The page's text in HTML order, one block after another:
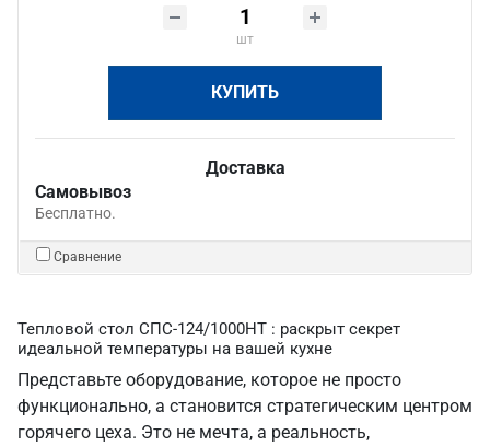
шт
КУПИТЬ
Доставка
Самовывоз
Бесплатно.
Сравнение
Тепловой стол СПС-124/1000НТ : раскрыт секрет
идеальной температуры на вашей кухне
Представьте оборудование, которое не просто
функционально, а становится стратегическим центром
горячего цеха. Это не мечта, а реальность,